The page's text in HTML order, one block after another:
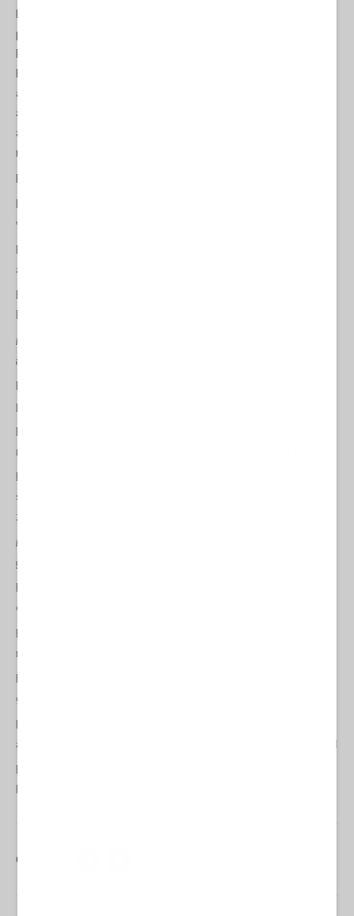
potenze dell'Intesa cercavano di indirizzare contro la giovane
a «combattere contro la Russia coi soldi inglesi, francesi,
americani», così oggi si spingono i vicini della Russia capitalista
a eseguire gli ordini di Londra, Bruxelles, Washington
nell'interesse dei capitali occidentali.
vzorvat-podbryushe-rossii.html
astanu-v-propast-ukrainstva.html
https://politnavigator.news/azerbajjdzhan-stal-chastyu-
antirossijjskojj-osi-kak-ukraina.html
poprosim-ehrdogana-razvernut-bazy-turcii-protiv-rossii.html
moskva-nam-ne-soyuznik-tajjno-pomogaem-ukraine.html
soglashajjtes-na-poteryu-novorossii-i-kryma-gotovtes-ikh-
zakhvatit-kak-my-karabakh.html
https://politnavigator.news/aliev-khochet-zanyat-evropejjskijj-rynok-
gaza-otkuda-vytesnyayut-rossiyu.html
content/uploads/2025/07/photo_2025-07-19_02-31-55.jpg
nachalas-bitva-za-kaspijj.html
grani-poteri-vlasti.html
armyanskogo-mid-steletsya-pered-turkami-v-ugodu-zapadu.html
Condividi: